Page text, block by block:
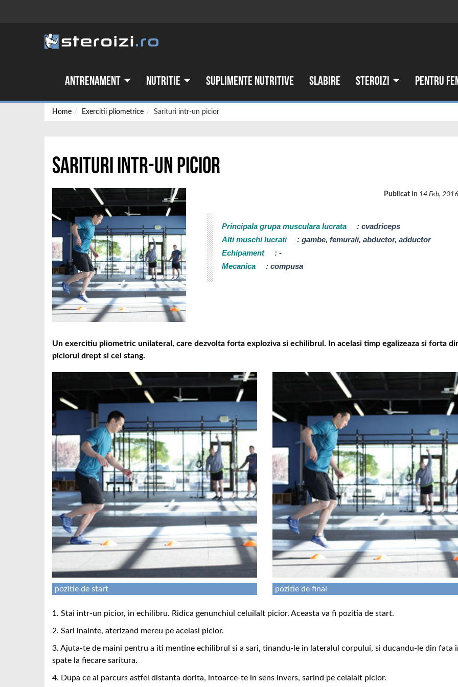
Antrenament Nutritie Suplimente nutritive Slabire Steroizi Pentru
Home Exercitii pliometrice Sarituri intr-un picior
Sarituri intr-un picior
Publicat in 14 Feb, 2016
Principala grupa musculara lucrata :cvadriceps
Alti muschi lucrati
: gambe, femurali, abductor, adductor
Echipament
:-
Mecanica
:compusa
Un exercitiu pliometric unilateral, care dezvolta forta exploziva si echilibrul. In acelasi timp egalizeaza si forta
piciorul drept si cel stang.
pozitie de start pozitie de final
1. Stai intr-un picior, in echilibru. Ridica genunchiul celuilalt picior. Aceasta va fi pozitia de start.
2. Sari inainte, aterizand mereu pe acelasi picior.
3. Ajuta-te de maini pentru a iti mentine echilibrul si a sari, tinandu-le in lateralul corpului, si ducandu-le din fata
spate la fiecare saritura.
4. Dupa ce ai parcurs astfel distanta dorita, intoarce-te in sens invers, sarind pe celalalt picior.